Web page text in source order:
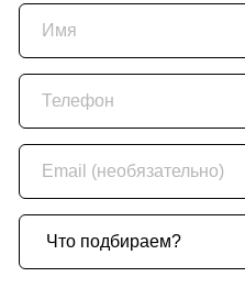
Имя
Телефон
Email (необязательно)
Что подбираем?